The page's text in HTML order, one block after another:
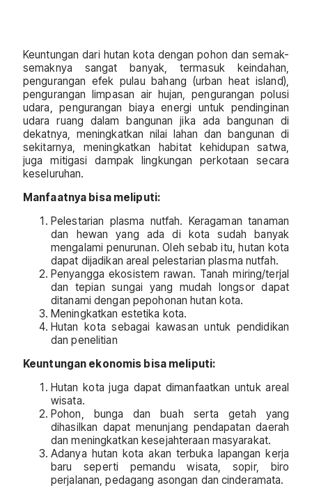
Keuntungan dari hutan kota dengan pohon dan semak-
semaknya sangat banyak, termasuk keindahan,
pengurangan efek pulau bahang (urban heat island),
pengurangan limpasan air hujan, pengurangan polusi
udara, pengurangan biaya energi untuk pendinginan
udara ruang dalam bangunan jika ada bangunan di
dekatnya, meningkatkan nilai lahan dan bangunan di
sekitarnya, meningkatkan habitat kehidupan satwa,
juga mitigasi dampak lingkungan perkotaan secara
keseluruhan.
Manfaatnya bisa meliputi:
Pelestarian plasma nutfah. Keragaman tanaman
dan hewan yang ada di kota sudah banyak
mengalami penurunan. Oleh sebab itu, hutan kota
dapat dijadikan areal pelestarian plasma nutfah.
Penyangga ekosistem rawan. Tanah miring/terjal
dan tepian sungai yang mudah longsor dapat
ditanami dengan pepohonan hutan kota.
Meningkatkan estetika kota.
Hutan kota sebagai kawasan untuk pendidikan
dan penelitian
Keuntungan ekonomis bisa meliputi:
Hutan kota juga dapat dimanfaatkan untuk areal
wisata.
Pohon, bunga dan buah serta getah yang
dihasilkan dapat menunjang pendapatan daerah
dan meningkatkan kesejahteraan masyarakat.
Adanya hutan kota akan terbuka lapangan kerja
baru seperti pemandu wisata, sopir, biro
perjalanan, pedagang asongan dan cinderamata.